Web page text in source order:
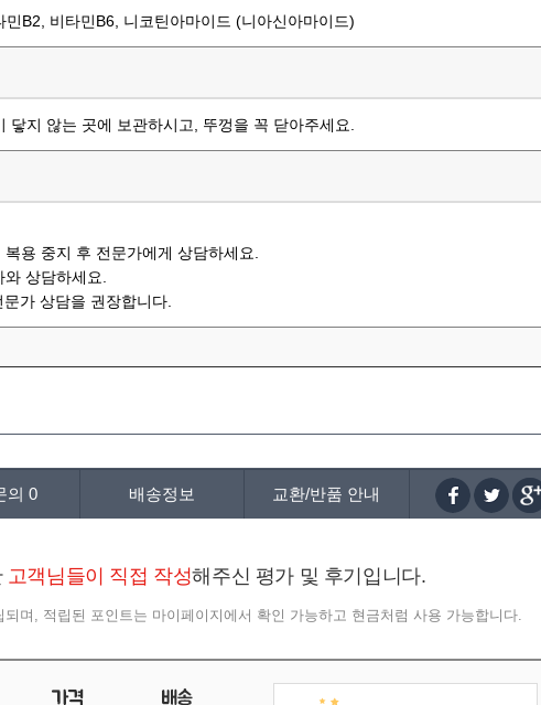
B2, 비타민B6, 니코틴아마이드 (니아신아마이드)
지 않는 곳에 보관하시고, 뚜껑을 꼭 닫아주세요.
용 중지 후 전문가에게 상담하세요.
상담하세요.
가 상담을 권장합니다.
의 0 배송정보 교환/반품 안내
고객님들이 직접 작성해주신 평가 및 후기입니다.
며, 적립된 포인트는 마이페이지에서 확인 가능하고 현금처럼 사용 가능합니다.